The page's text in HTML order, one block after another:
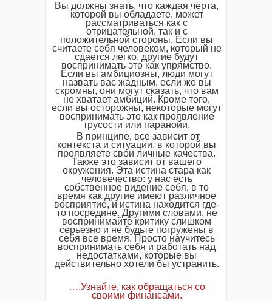
Вы должны знать, что каждая черта,
которой вы обладаете, может
рассматриваться как с
отрицательной, так и с
положительной стороны. Если вы
считаете себя человеком, который не
сдается легко, другие будут
воспринимать это как упрямство.
Если вы амбициозны, люди могут
назвать вас жадным, если же вы
скромны, они могут сказать, что вам
не хватает амбиций. Кроме того,
если вы осторожны, некоторые могут
воспринимать это как проявление
трусости или паранойи.
В принципе, все зависит от
контекста и ситуации, в которой вы
проявляете свои личные качества.
Также это зависит от вашего
окружения. Эта истина стара как
человечество: у нас есть
собственное видение себя, в то
время как другие имеют различное
восприятие, и истина находится где-
то посредине. Другими словами, не
воспринимайте критику слишком
серьезно и не будьте погружены в
себя все время. Просто научитесь
воспринимать себя и работать над
недостатками, которые вы
действительно хотели бы устранить.
….Узнайте, как обращаться со
своими финансами.